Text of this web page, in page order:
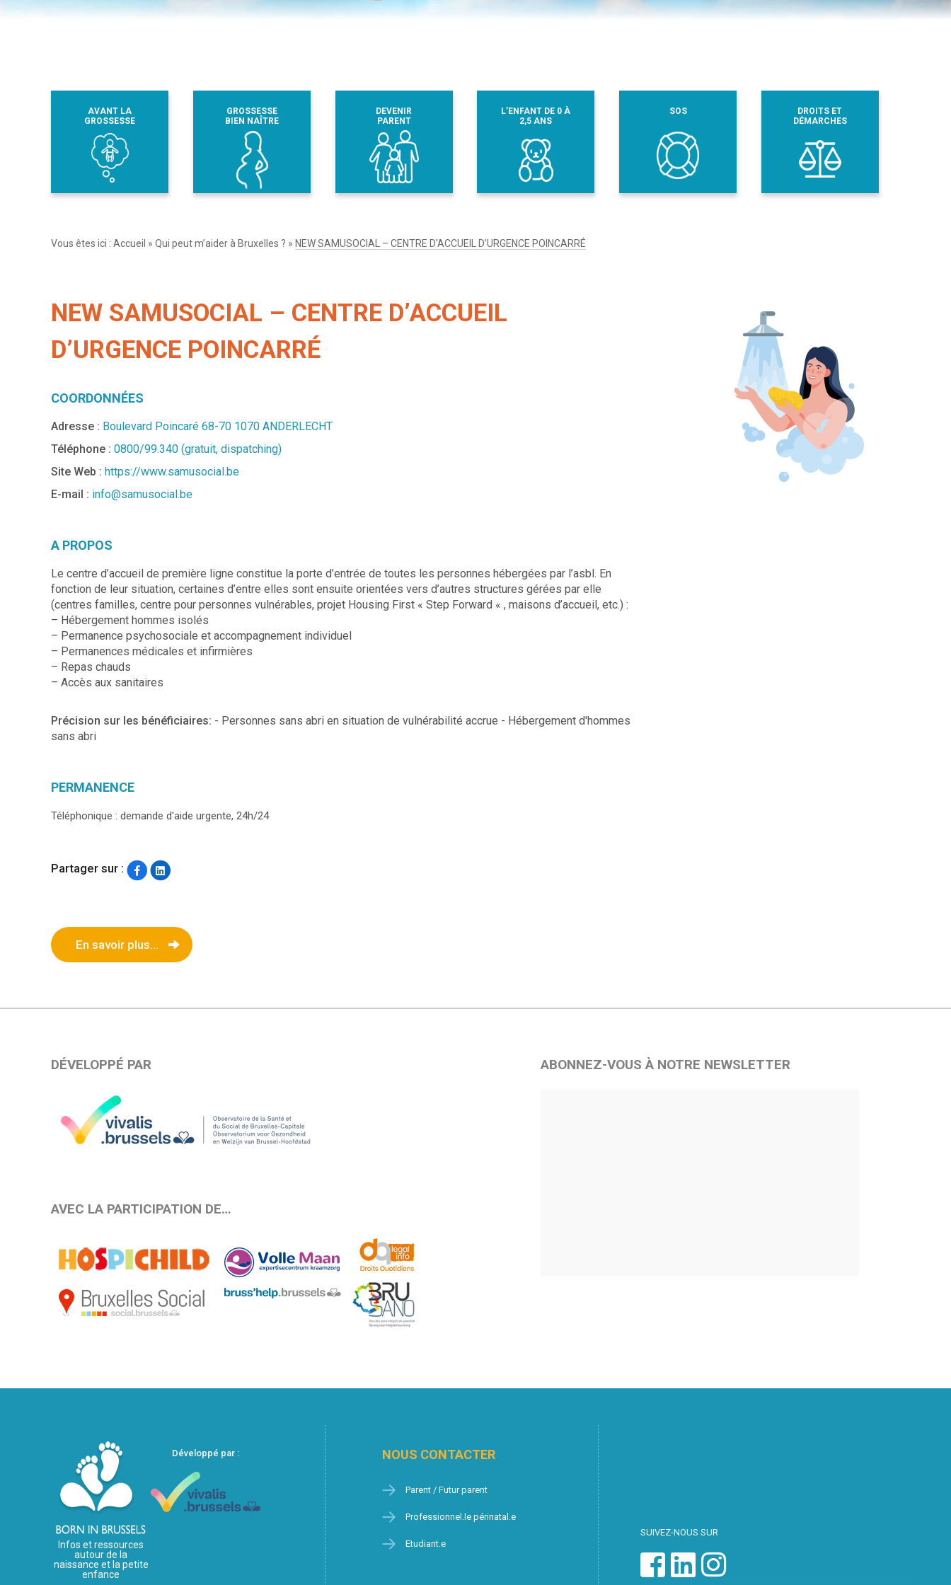
AVANT LA
GROSSESSE
GROSSESSE
BIEN NAÎTRE
DEVENIR
PARENT
L’ENFANT DE 0 À
2,5 ANS
SOS
DROITS ET
DÉMARCHES
Vous êtes ici : Accueil » Qui peut m’aider à Bruxelles ? » NEW SAMUSOCIAL – CENTRE D’ACCUEIL D’URGENCE POINCARRÉ
NEW SAMUSOCIAL – CENTRE D’ACCUEIL
D’URGENCE POINCARRÉ
COORDONNÉES
Adresse : Boulevard Poincaré 68-70 1070 ANDERLECHT
Téléphone : 0800/99.340 (gratuit, dispatching)
Site Web : https://www.samusocial.be
E-mail : info@samusocial.be
A PROPOS
Le centre d’accueil de première ligne constitue la porte d’entrée de toutes les personnes hébergées par l’asbl. En
fonction de leur situation, certaines d’entre elles sont ensuite orientées vers d’autres structures gérées par elle
(centres familles, centre pour personnes vulnérables, projet Housing First « Step Forward « , maisons d’accueil, etc.) :
– Hébergement hommes isolés
– Permanence psychosociale et accompagnement individuel
– Permanences médicales et infirmières
– Repas chauds
– Accès aux sanitaires
Précision sur les bénéficiaires: - Personnes sans abri en situation de vulnérabilité accrue - Hébergement d'hommes
sans abri
PERMANENCE
Téléphonique : demande d'aide urgente, 24h/24
Partager sur :
En savoir plus...
DÉVELOPPÉ PAR
AVEC LA PARTICIPATION DE…
ABONNEZ-VOUS À NOTRE NEWSLETTER
Infos et ressources
autour de la
naissance et la petite
enfance
Développé par : NOUS CONTACTER
Parent / Futur parent
Professionnel.le périnatal.e
Etudiant.e
SUIVEZ-NOUS SUR